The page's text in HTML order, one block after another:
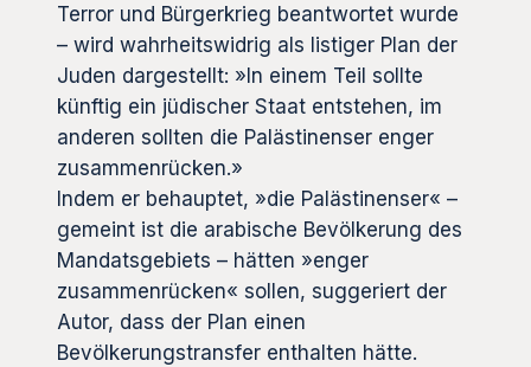
Terror und Bürgerkrieg beantwortet wurde
– wird wahrheitswidrig als listiger Plan der
Juden dargestellt: »In einem Teil sollte
künftig ein jüdischer Staat entstehen, im
anderen sollten die Palästinenser enger
zusammenrücken.»
Indem er behauptet, »die Palästinenser« –
gemeint ist die arabische Bevölkerung des
Mandatsgebiets – hätten »enger
zusammenrücken« sollen, suggeriert der
Autor, dass der Plan einen
Bevölkerungstransfer enthalten hätte.